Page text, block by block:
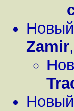
Zamir,